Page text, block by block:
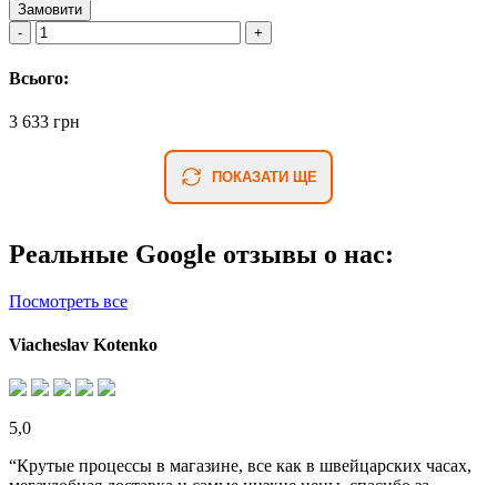
Замовити
Всього:
3 633 грн
ПОКАЗАТИ ЩЕ
Реальные Google отзывы о нас:
Посмотреть все
Viacheslav Kotenko
5,0
“Крутые процессы в магазине, все как в швейцарских часах,